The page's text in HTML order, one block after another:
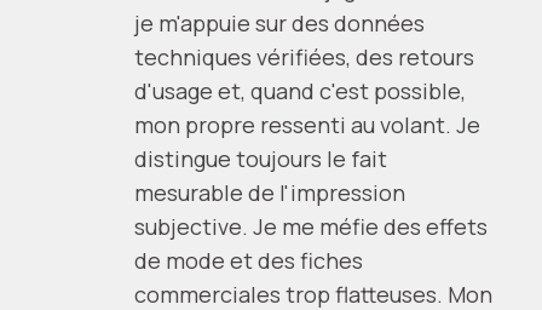
je m'appuie sur des données
techniques vérifiées, des retours
d'usage et, quand c'est possible,
mon propre ressenti au volant. Je
distingue toujours le fait
mesurable de l'impression
subjective. Je me méfie des effets
de mode et des fiches
commerciales trop flatteuses. Mon